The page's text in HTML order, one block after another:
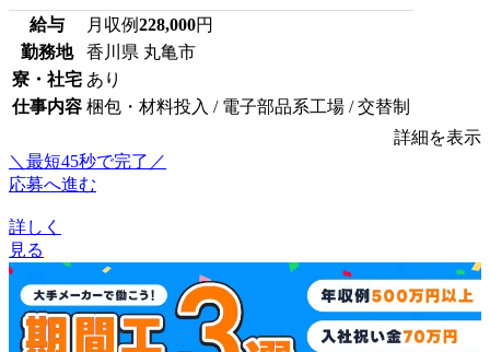
給与 月収例228,000円
勤務地
香川県 丸亀市
寮・社宅 あり
仕事内容 梱包・材料投入 / 電子部品系工場 / 交替制
詳細を表示
＼最短45秒で完了／
応募へ進む
詳しく
見る